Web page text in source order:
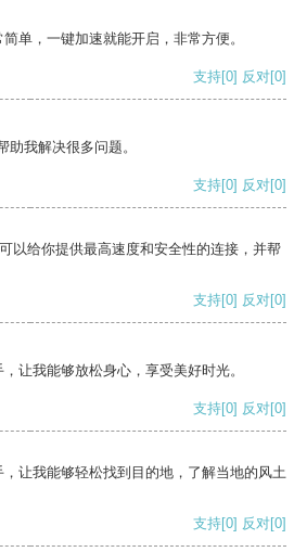
单，一键加速就能开启，非常方便。
支持[0] 反对[0]
我解决很多问题。
支持[0] 反对[0]
以给你提供最高速度和安全性的连接，并帮
支持[0] 反对[0]
让我能够放松身心，享受美好时光。
支持[0] 反对[0]
让我能够轻松找到目的地，了解当地的风土
支持[0] 反对[0]